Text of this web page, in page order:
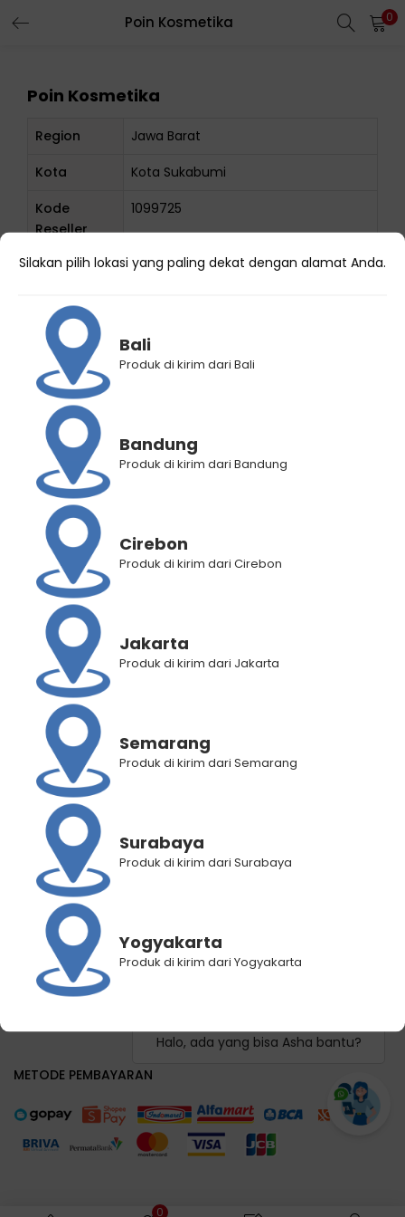
Poin Kosmetika 0
0
Poin Kosmetika
Region
Jawa Barat
Kota
Kota Sukabumi
Kode
Reseller
1099725
Nama
Poin Kosmetika
Link Toko
Gfuet/
Halo, ada yang bisa Asha bantu?
BANTUAN
Panduan Pembelian
Panduan Registrasi
Panduan Pemilihan Cabang Pengiriman
Panduan Lacak Pengiriman
Lacak Pengiriman
Hubungi Kami
KEBIJAKAN KAMI
Syarat dan Ketentuan
Kebijakan Privasi
METODE PEMBAYARAN
Silakan pilih lokasi yang paling dekat dengan alamat Anda.
Bali
Produk di kirim dari Bali
Bandung
Produk di kirim dari Bandung
Cirebon
Produk di kirim dari Cirebon
Jakarta
Produk di kirim dari Jakarta
Semarang
Produk di kirim dari Semarang
Surabaya
Produk di kirim dari Surabaya
Yogyakarta
Produk di kirim dari Yogyakarta